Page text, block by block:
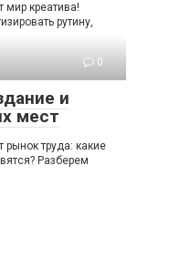
мир креатива!
рутину,
0
и
мест
рынок труда: какие
Разберем